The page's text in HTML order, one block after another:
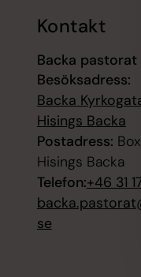
Kontakt
Backa pastorat
Besöksadress:
Backa
Hisings Backa
Postadress:
Hisings Backa
Telefon:+46 31
se